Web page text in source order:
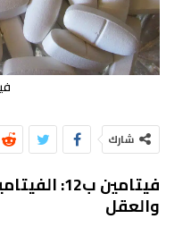
شارك
فيتامين
والعقل